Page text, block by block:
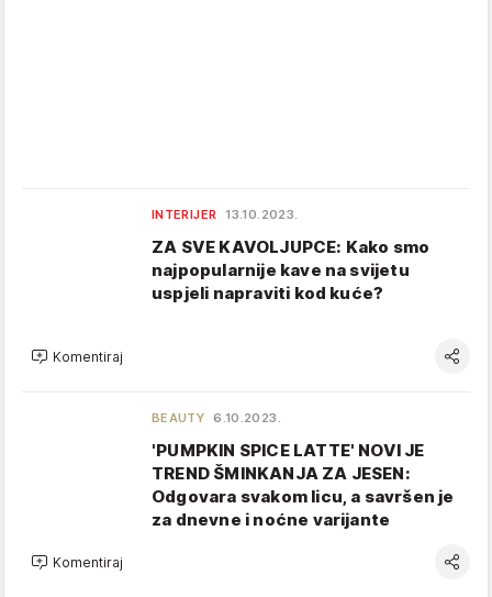
INTERIJER 13.10.2023.
ZA SVE KAVOLJUPCE: Kako smo
najpopularnije kave na svijetu
uspjeli napraviti kod kuće?
Komentiraj
BEAUTY 6.10.2023.
'PUMPKIN SPICE LATTE' NOVI JE
TREND ŠMINKANJA ZA JESEN:
Odgovara svakom licu, a savršen je
za dnevne i noćne varijante
Komentiraj